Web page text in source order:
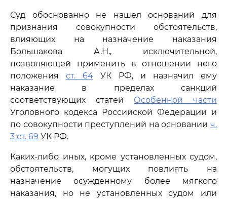
Суд обоснованно не нашел оснований для
признания совокупности обстоятельств,
влияющих на назначение наказания
Большакова А.Н., исключительной,
позволяющей применить в отношении него
положения ст. 64 УК РФ, и назначил ему
наказание в пределах санкций
соответствующих статей Особенной части
Уголовного кодекса Российской Федерации и
по совокупности преступлений на основании ч.
3 ст. 69 УК РФ.
Каких-либо иных, кроме установленных судом,
обстоятельств, могущих повлиять на
назначение осужденному более мягкого
наказания, но не установленных судом или